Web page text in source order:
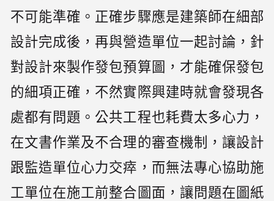
不可能準確。正確步驟應是建築師在細部
設計完成後，再與營造單位一起討論，針
對設計來製作發包預算圖，才能確保發包
的細項正確，不然實際興建時就會發現各
處都有問題。公共工程也耗費太多心力，
在文書作業及不合理的審查機制，讓設計
跟監造單位心力交瘁，而無法專心協助施
工單位在施工前整合圖面，讓問題在圖紙